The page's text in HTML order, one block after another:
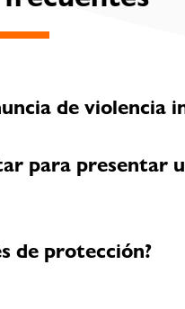
de violencia
para presentar
de protección?